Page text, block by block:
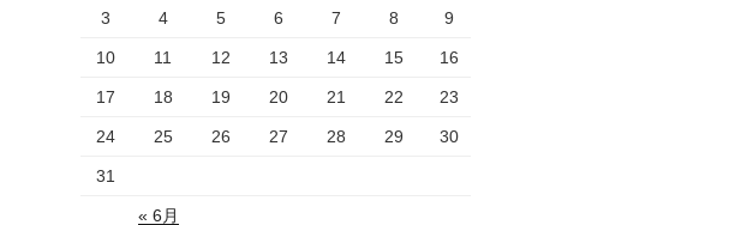
3 4 5 6 7 8 9
10 11 12 13 14 15 16
17 18 19 20 21 22 23
24 25 26 27 28 29 30
31
« 6月